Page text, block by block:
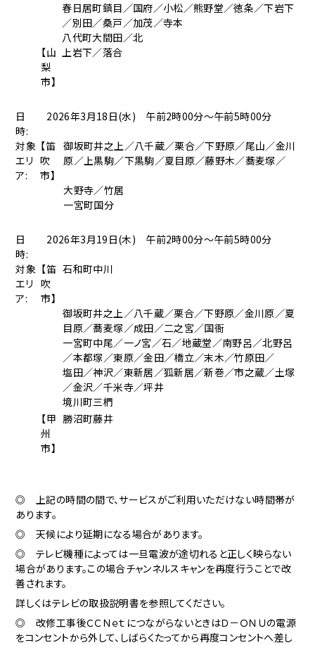
春日居町鎮目／国府／小松／熊野堂／徳条／下岩下
／別田／桑戸／加茂／寺本
八代町大間田／北
【山
梨
市】
上岩下／落合
日
時:
2026年3月18日(水) 午前2時00分～午前5時00分
対象
エリ
ア:
【笛
吹
市】
御坂町井之上／八千蔵／栗合／下野原／尾山／金川
原／上黒駒／下黒駒／夏目原／藤野木／蕎麦塚／
大野寺／竹居
一宮町国分
日
時:
2026年3月19日(木) 午前2時00分～午前5時00分
対象
エリ
ア:
【笛
吹
市】
石和町中川
御坂町井之上／八千蔵／栗合／下野原／金川原／夏
目原／蕎麦塚／成田／二之宮／国衙
一宮町中尾／一ノ宮／石／地蔵堂／南野呂／北野呂
／本都塚／東原／金田／橋立／末木／竹原田／
塩田／神沢／東新居／狐新居／新巻／市之蔵／土塚
／金沢／千米寺／坪井
境川町三椚
【甲
州
市】
勝沼町藤井
◎ 上記の時間の間で、サービスがご利用いただけない時間帯が
あります。
◎ 天候により延期になる場合があります。
◎ テレビ機種によっては一旦電波が途切れると正しく映らない
場合があります。この場合チャンネルスキャンを再度行うことで改
善されます。
詳しくはテレビの取扱説明書を参照してください。
◎ 改修工事後ＣＣＮｅｔにつながらないときはＤ－ＯＮＵの電源
をコンセントから外して、しばらくたってから再度コンセントへ差し